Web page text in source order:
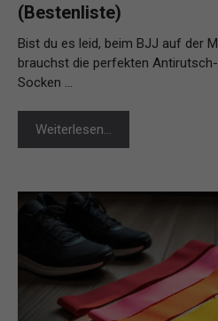
(Bestenliste)
Bist du es leid, beim BJJ auf der
brauchst die perfekten
Socken …
Weiterlesen…